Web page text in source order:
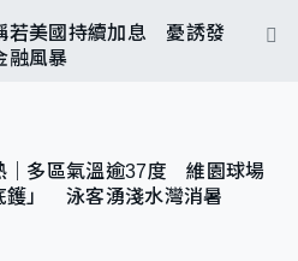
若美國持續加息 憂誘發
融風暴
｜多區氣溫逾37度 維園球場
鑊」 泳客湧淺水灣消暑